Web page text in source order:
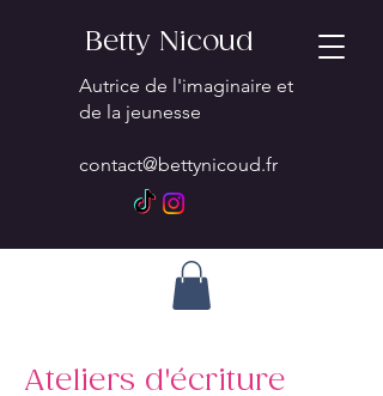
Betty Nicoud
Autrice de l'imaginaire et
de la jeunesse
contact@bettynicoud.fr
Ateliers d'écriture